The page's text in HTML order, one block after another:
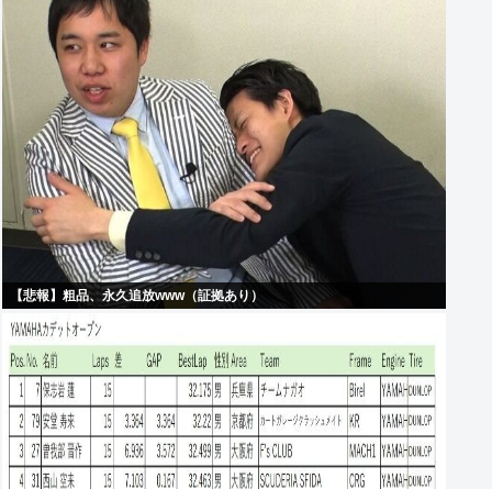
【悲報】粗品、永久追放www（証拠あり）